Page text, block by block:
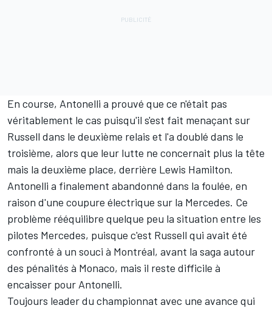
En course, Antonelli a prouvé que ce n'était pas
véritablement le cas puisqu'il s'est fait menaçant sur
Russell dans le deuxième relais et l'a doublé dans le
troisième, alors que leur lutte ne concernait plus la tête
mais la deuxième place, derrière Lewis Hamilton.
Antonelli a finalement abandonné dans la foulée, en
raison d'une coupure électrique sur la Mercedes. Ce
problème rééquilibre quelque peu la situation entre les
pilotes Mercedes, puisque c'est Russell qui avait été
confronté à un souci à Montréal, avant la saga autour
des pénalités à Monaco, mais il reste difficile à
encaisser pour Antonelli.
Toujours leader du championnat avec une avance qui